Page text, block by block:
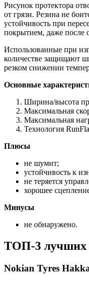
Рисунок протектора
от грязи. Резина не
устойчивость при
покрытием, даже после
Использованные при
количестве защищают
резком снижении
Основные
Ширина/высота
Максимальная
Максимальная
Технология
Плюсы
не шумит;
устойчивость к
не теряется
хорошее
Минусы
не обнаружено.
ТОП-3 лучших
Nokian Tyres